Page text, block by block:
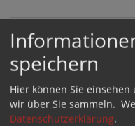
Archiv
Archiv
speichern
Hier können Sie
wir über Sie sammeln.
Datenschutzerklärung.